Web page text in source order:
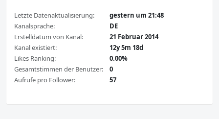
Letzte Datenaktualisierung:
gestern um 21:48
Kanalsprache:
DE
Erstelldatum von Kanal:
21 Februar 2014
Kanal existiert:
12y 5m 18d
Likes Ranking:
0.00%
Gesamtstimmen der Benutzer:
0
Aufrufe pro Follower:
57